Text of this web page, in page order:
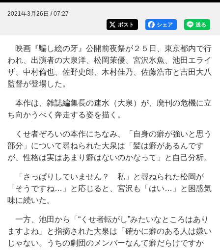
2021年3月26日 / 07:27
送る
シェア
ポスト
映画『騙し絵の牙』公開前夜祭が２５日、東京都内で行
われ、出演者の大泉洋、松岡茉優、宮沢氷魚、池田エライ
ザ、中村倫也、佐野史郎、木村佳乃、佐藤浩市と吉田大八
監督が登場した。
本作は、雑誌編集長の速水（大泉）が、廃刊の危機に立
ち向かうべく奔走する姿を描く。
くせ者ぞろいの本作にちなみ、「自身の癖が強いと思う
部分」について尋ねられた大泉は「髪は癖があるんです
が、性格は実はあまり癖はないのかなって」と自己分析。
「さっぱりしていません？ 私」と尋ねられた松岡が
「そうですね…」と応じると、宮沢も「はい…」と困惑気
味に続いた。
一方、池田から「“くせ者転がし”みたいなところはあり
ますよね」と指摘された大泉は「確かに癖のある人は嫌い
じゃない。うちの劇団のメンバーなんて癖だらけですか